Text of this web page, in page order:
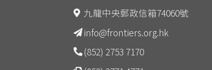
九龍中央郵政信箱74060號
info@frontiers.org.hk
(852) 2753 7170